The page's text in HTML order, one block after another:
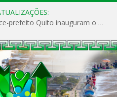
Prefeito Vivaldo Mendes e vice-prefeito Quito inauguram o CAPS e fortalecem a saúde pública em Anajás.